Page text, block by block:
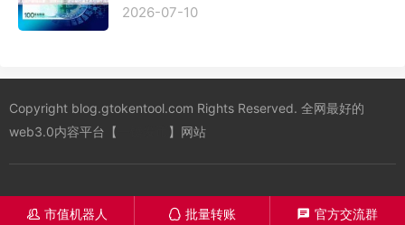
2026-07-10
Copyright blog.gtokentool.com Rights Reserved. 全网最好的
web3.0内容平台【
】网站
󦋱 市值机器人 󦊱 批量转账 󦍁 官方交流群